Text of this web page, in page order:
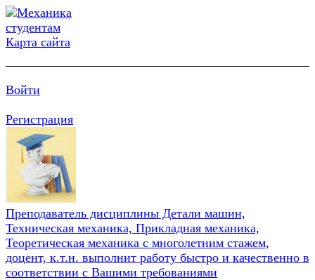
Карта сайта
Войти
Регистрация
Преподаватель дисциплины Детали машин,
Техническая механика, Прикладная механика,
Теоретическая механика с многолетним стажем,
доцент, к.т.н. выполнит работу быстро и качественно в
соответствии с Вашими требованиями